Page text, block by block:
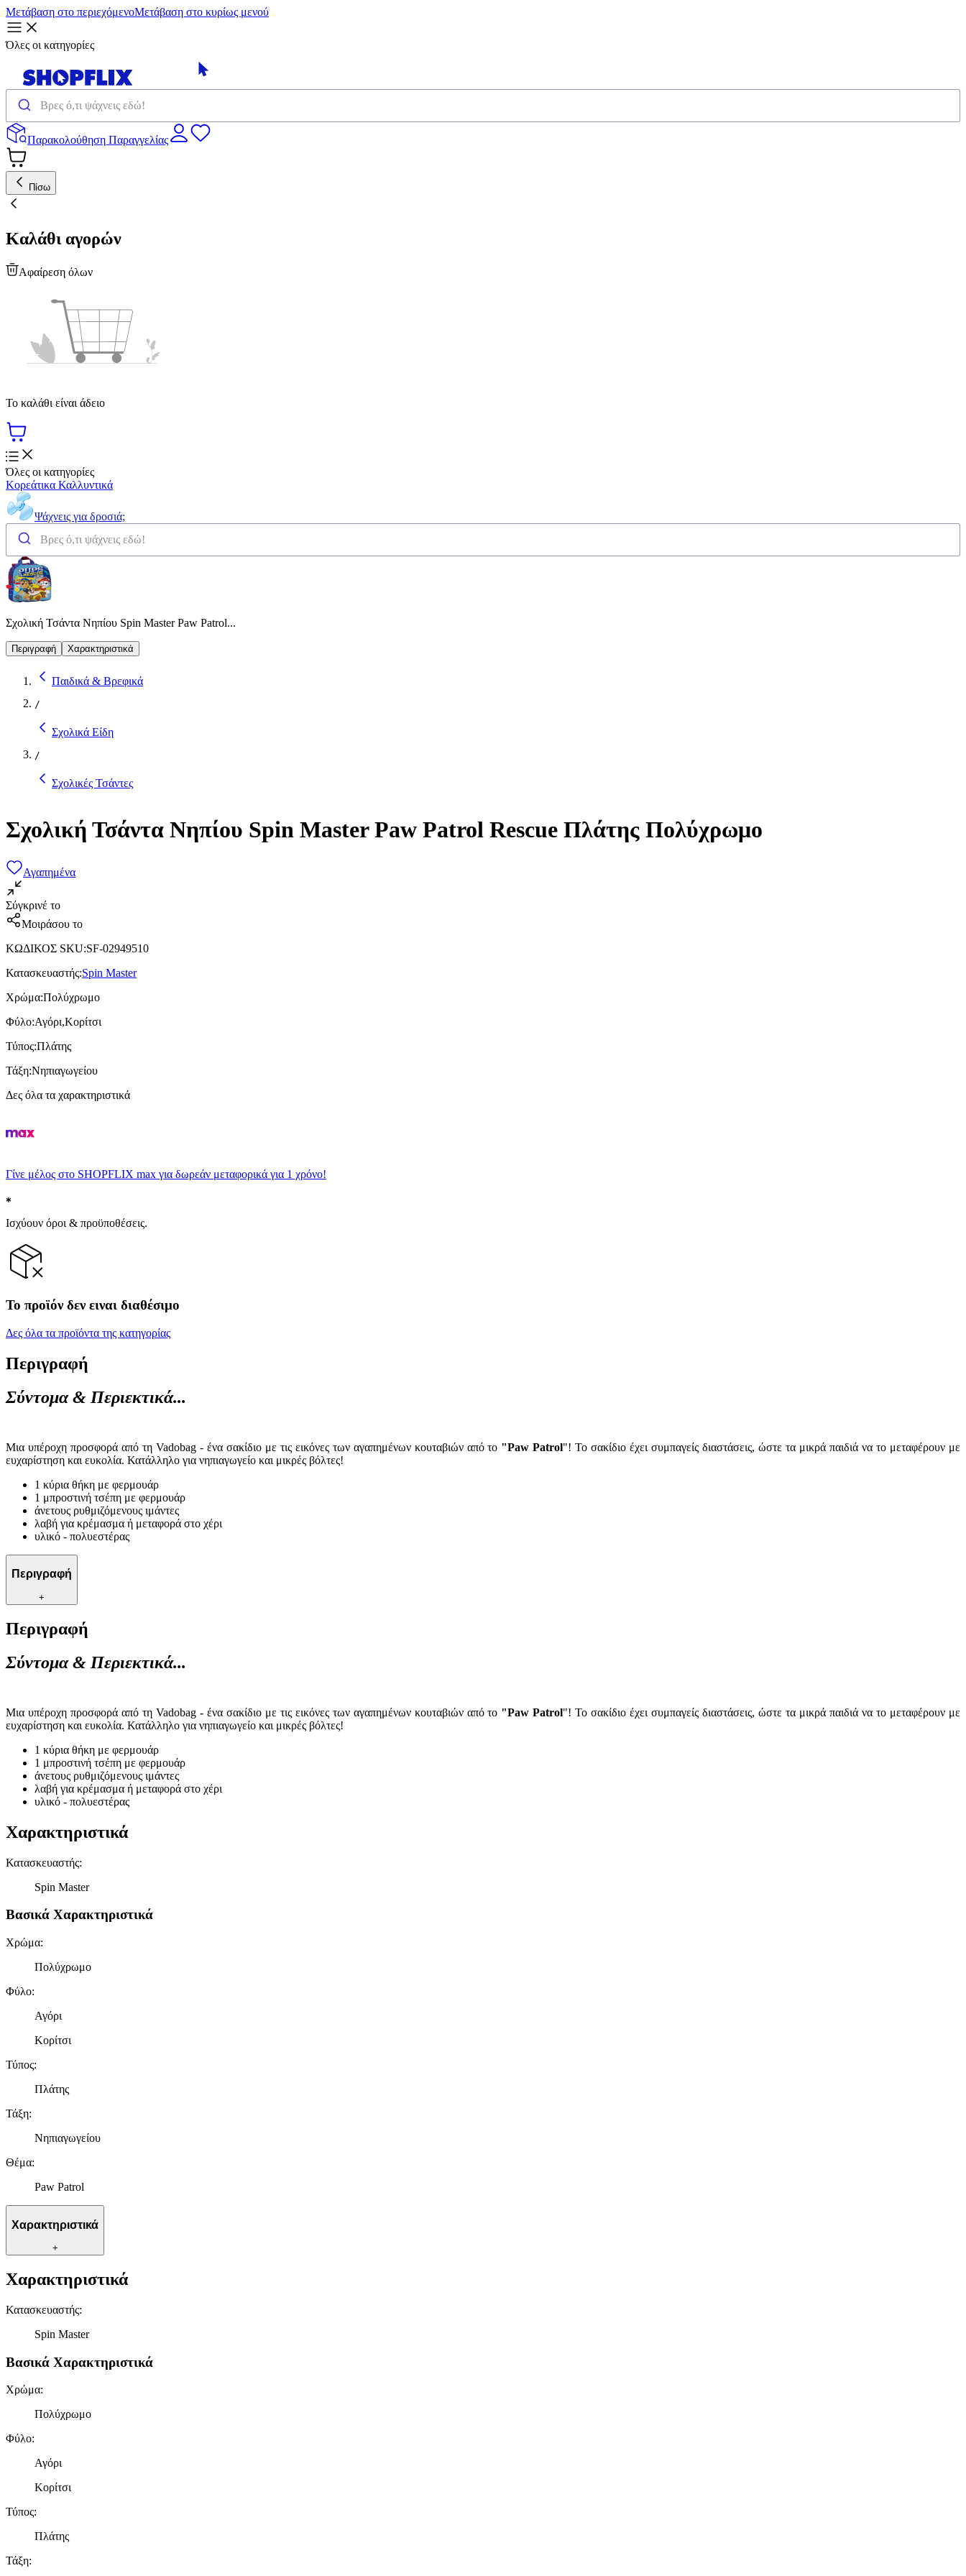
Μετάβαση στο περιεχόμενοΜετάβαση στο κυρίως μενού
Όλες οι κατηγορίες
Παρακολούθηση Παραγγελίας
Πίσω
Καλάθι αγορών
Αφαίρεση όλων
Το καλάθι είναι άδειο
Όλες οι κατηγορίες
Κορεάτικα Καλλυντικά
Ψάχνεις για δροσιά;
Σχολική Τσάντα Νηπίου Spin Master Paw Patrol...
Περιγραφή Χαρακτηριστικά
Παιδικά & Βρεφικά
/
Σχολικά Είδη
/
Σχολικές Τσάντες
Σχολική Τσάντα Νηπίου Spin Master Paw Patrol Rescue Πλάτης Πολύχρωμο
Αγαπημένα
Σύγκρινέ το
Μοιράσου το
ΚΩΔΙΚΟΣ SKU:SF-02949510
Κατασκευαστής:Spin Master
Χρώμα:Πολύχρωμο
Φύλο:Αγόρι,Κορίτσι
Τύπος:Πλάτης
Τάξη:Νηπιαγωγείου
Δες όλα τα χαρακτηριστικά
Γίνε μέλος στο SHOPFLIX max για δωρεάν μεταφορικά για 1 χρόνο!
Ισχύουν όροι & προϋποθέσεις.
Το προϊόν δεν ειναι διαθέσιμο
Δες όλα τα προϊόντα της κατηγορίας
Περιγραφή
Σύντομα & Περιεκτικά...
Μια υπέροχη προσφορά από τη Vadobag - ένα σακίδιο με τις εικόνες των αγαπημένων κουταβιών από το "Paw Patrol"! Το σακίδιο έχει συμπαγείς διαστάσεις, ώστε τα μικρά παιδιά να το μεταφέρουν με
ευχαρίστηση και ευκολία. Κατάλληλο για νηπιαγωγείο και μικρές βόλτες!
1 κύρια θήκη με φερμουάρ
1 μπροστινή τσέπη με φερμουάρ
άνετους ρυθμιζόμενους ιμάντες
λαβή για κρέμασμα ή μεταφορά στο χέρι
υλικό - πολυεστέρας
Περιγραφή
+
Περιγραφή
Σύντομα & Περιεκτικά...
Μια υπέροχη προσφορά από τη Vadobag - ένα σακίδιο με τις εικόνες των αγαπημένων κουταβιών από το "Paw Patrol"! Το σακίδιο έχει συμπαγείς διαστάσεις, ώστε τα μικρά παιδιά να το μεταφέρουν με
ευχαρίστηση και ευκολία. Κατάλληλο για νηπιαγωγείο και μικρές βόλτες!
1 κύρια θήκη με φερμουάρ
1 μπροστινή τσέπη με φερμουάρ
άνετους ρυθμιζόμενους ιμάντες
λαβή για κρέμασμα ή μεταφορά στο χέρι
υλικό - πολυεστέρας
Χαρακτηριστικά
Κατασκευαστής:
Spin Master
Βασικά Χαρακτηριστικά
Χρώμα:
Πολύχρωμο
Φύλο:
Αγόρι
Κορίτσι
Τύπος:
Πλάτης
Τάξη:
Νηπιαγωγείου
Θέμα:
Paw Patrol
Χαρακτηριστικά
+
Χαρακτηριστικά
Κατασκευαστής:
Spin Master
Βασικά Χαρακτηριστικά
Χρώμα:
Πολύχρωμο
Φύλο:
Αγόρι
Κορίτσι
Τύπος:
Πλάτης
Τάξη: